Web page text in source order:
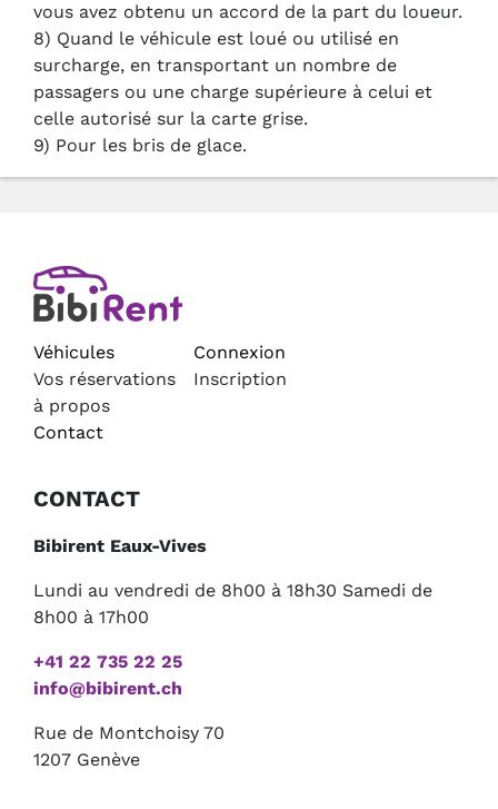
vous avez obtenu un accord de la part du loueur.
8) Quand le véhicule est loué ou utilisé en
surcharge, en transportant un nombre de
passagers ou une charge supérieure à celui et
celle autorisé sur la carte grise.
9) Pour les bris de glace.
Véhicules
Vos réservations
à propos
Contact
Connexion
Inscription
CONTACT
Bibirent Eaux-Vives
Lundi au vendredi de 8h00 à 18h30 Samedi de
8h00 à 17h00
+41 22 735 22 25
info@bibirent.ch
Rue de Montchoisy 70
1207 Genève